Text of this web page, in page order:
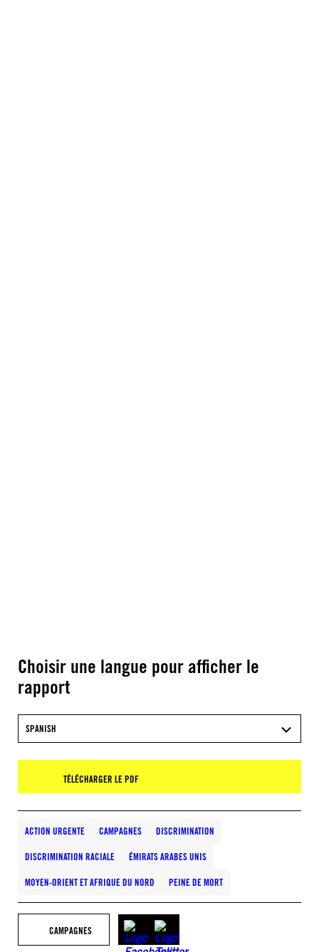
Choisir une langue pour afficher le
rapport
SPANISH
TÉLÉCHARGER LE PDF
ACTION URGENTE CAMPAGNES DISCRIMINATION
DISCRIMINATION RACIALE ÉMIRATS ARABES UNIS
MOYEN-ORIENT ET AFRIQUE DU NORD PEINE DE MORT
CAMPAGNES